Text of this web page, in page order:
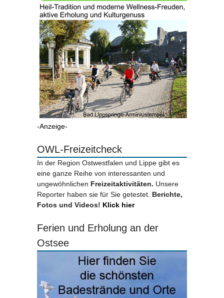
-Anzeige-
OWL-Freizeitcheck
In der Region Ostwestfalen und Lippe gibt es
eine ganze Reihe von interessanten und
ungewöhnlichen Freizeitaktivitäten. Unsere
Reporter haben sie für Sie getestet. Berichte,
Fotos und Videos! Klick hier
Ferien und Erholung an der
Ostsee